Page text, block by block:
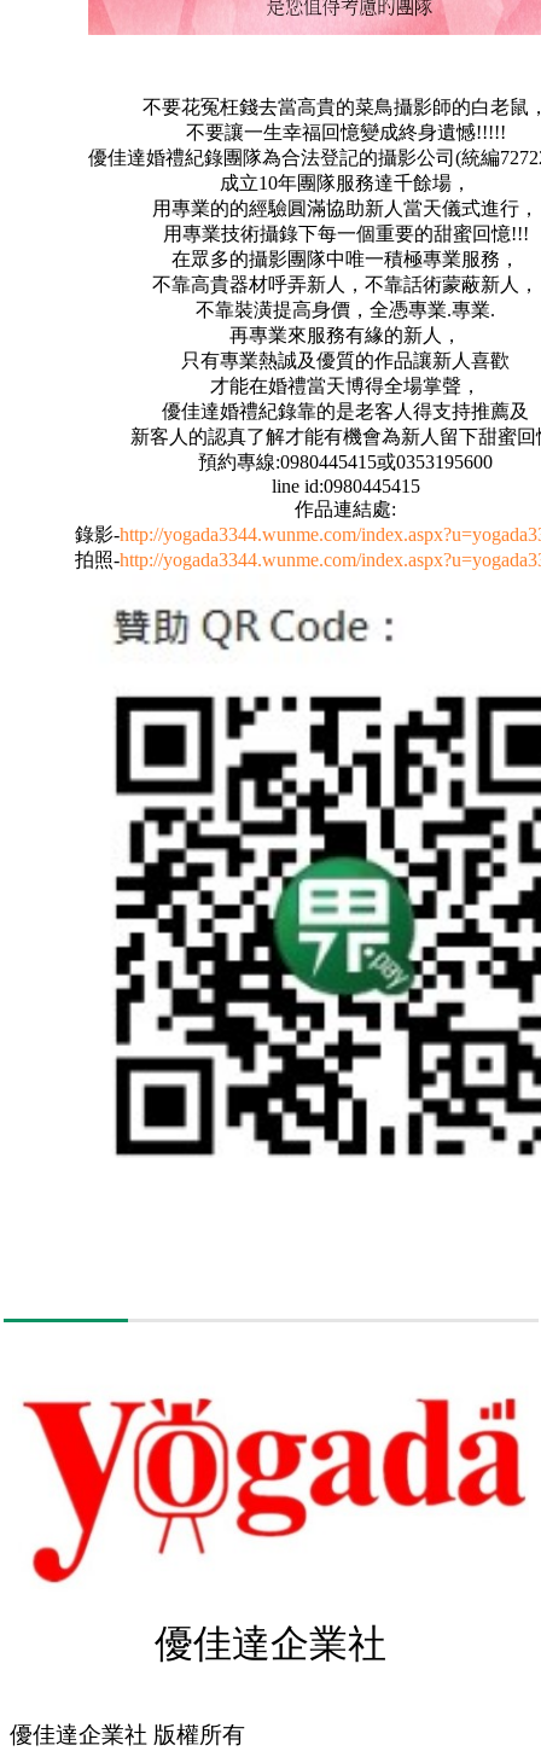
不要花冤枉錢去當高貴的菜鳥攝影師的白老鼠
不要讓一生幸福回憶變成終身遺憾!!!!!
優佳達婚禮紀錄團隊為合法登記的攝影公司(統編
成立10年團隊服務達千餘場，
用專業的的經驗圓滿協助新人當天儀式進行，
用專業技術攝錄下每一個重要的甜蜜回憶!!!
在眾多的攝影團隊中唯一積極專業服務，
不靠高貴器材呼弄新人，不靠話術蒙蔽新人，
不靠裝潢提高身價，全憑專業.專業.
再專業來服務有緣的新人，
只有專業熱誠及優質的作品讓新人喜歡
才能在婚禮當天博得全場掌聲，
優佳達婚禮紀錄靠的是老客人得支持推薦及
新客人的認真了解才能有機會為新人留下甜蜜回
預約專線:0980445415或0353195600
line id:0980445415
作品連結處:
錄影-http://yogada3344.wunme.com/
拍照-http://yogada3344.wunme.com/
優佳達企業社
優佳達企業社 版權所有